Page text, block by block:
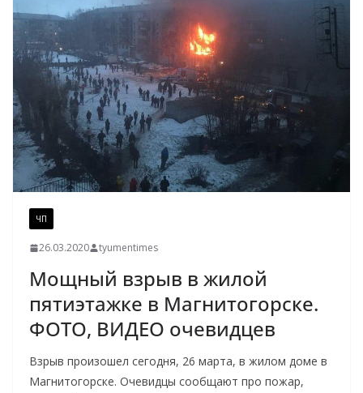
ЧП
26.03.2020 tyumentimes
Мощный взрыв в жилой
пятиэтажке в Магнитогорске.
ФОТО, ВИДЕО очевидцев
Взрыв произошел сегодня, 26 марта, в жилом доме в
Магнитогорске. Очевидцы сообщают про пожар,